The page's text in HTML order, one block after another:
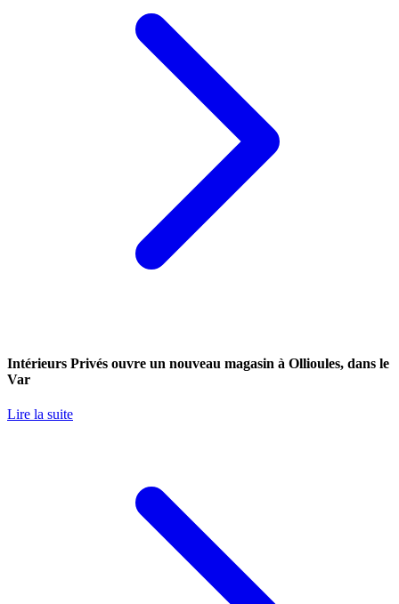
Intérieurs Privés ouvre un nouveau magasin à Ollioules, dans le
Var
Lire la suite